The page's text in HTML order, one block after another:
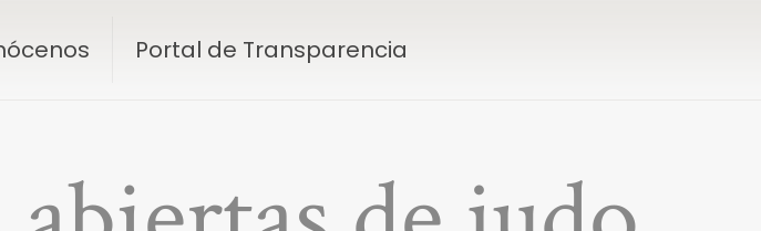
Portal de Transparencia